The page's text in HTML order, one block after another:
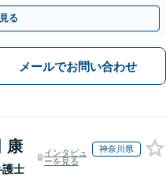
・寄与分など」
る
メールでお問い合わせ
康
護士
インタビュ
ーを見る
神奈川県